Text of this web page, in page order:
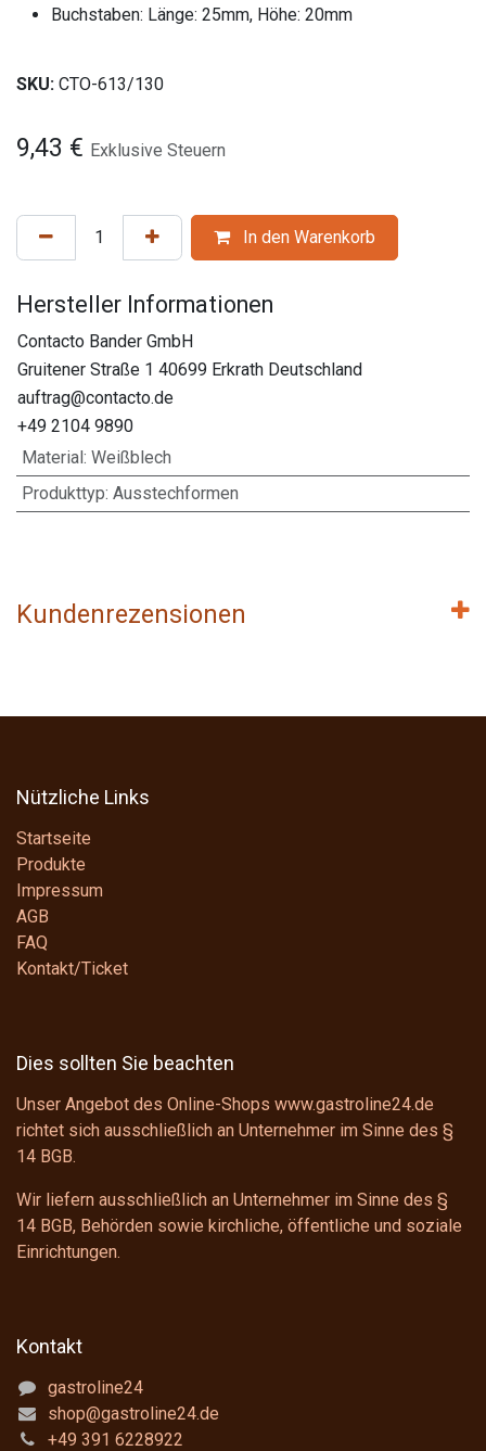
Buchstaben: Länge: 25mm, Höhe: 20mm
SKU: CTO-613/130
9,43 € Exklusive Steuern
In den Warenkorb
Hersteller Informationen
Contacto Bander GmbH
Gruitener Straße 1 40699 Erkrath Deutschland
auftrag@contacto.de
+49 2104 9890
Material: Weißblech
Produkttyp: Ausstechformen
Kundenrezensionen
Nützliche Links
Startseite
Produkte
Impressum
AGB
FAQ
Kontakt/Ticket
Dies sollten Sie beachten
Unser Angebot des Online-Shops www.gastroline24.de
richtet sich ausschließlich an Unternehmer im Sinne des §
14 BGB.
Wir liefern ausschließlich an Unternehmer im Sinne des §
14 BGB, Behörden sowie kirchliche, öffentliche und soziale
Einrichtungen.
Kontakt
gastroline24
shop@gastroline24.de
+49 391 6228922